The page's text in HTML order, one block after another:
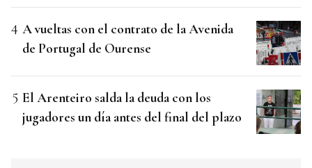
A vueltas con el contrato de la Avenida
de Portugal de Ourense
El Arenteiro salda la deuda con los
jugadores un día antes del final del plazo